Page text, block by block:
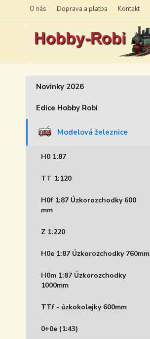
O nás Doprava a platba Kontakt
Novinky 2026
Edice Hobby Robi
Modelová železnice
H0 1:87
TT 1:120
H0f 1:87 Úzkorozchodky 600
mm
Z 1:220
H0e 1:87 Úzkorozchodky 760mm
H0m 1:87 Úzkorozchodky
1000mm
TTf - úzkokolejky 600mm
0+0e (1:43)